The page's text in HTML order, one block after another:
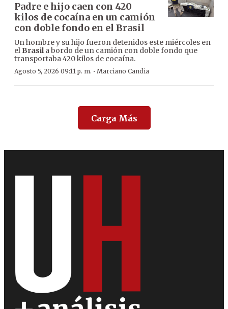
Padre e hijo caen con 420
kilos de cocaína en un camión
con doble fondo en el Brasil
Un hombre y su hijo fueron detenidos este miércoles en
el Brasila bordo de un camión con doble fondo que
transportaba 420 kilos de cocaína.
Agosto 5, 2026 09:11 p. m. · Marciano Candia
Carga Más